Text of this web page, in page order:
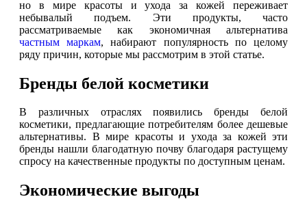
но в мире красоты и ухода за кожей переживает
небывалый подъем. Эти продукты, часто
рассматриваемые как экономичная альтернатива
частным маркам, набирают популярность по целому
ряду причин, которые мы рассмотрим в этой статье.
Бренды белой косметики
В различных отраслях появились бренды белой
косметики, предлагающие потребителям более дешевые
альтернативы. В мире красоты и ухода за кожей эти
бренды нашли благодатную почву благодаря растущему
спросу на качественные продукты по доступным ценам.
Экономические выгоды